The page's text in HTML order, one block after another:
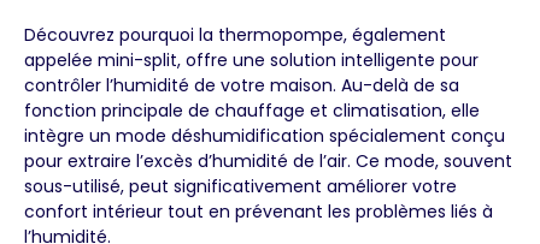
Découvrez pourquoi la thermopompe, également
appelée mini-split, offre une solution intelligente pour
contrôler l’humidité de votre maison. Au-delà de sa
fonction principale de chauffage et climatisation, elle
intègre un mode déshumidification spécialement conçu
pour extraire l’excès d’humidité de l’air. Ce mode, souvent
sous-utilisé, peut significativement améliorer votre
confort intérieur tout en prévenant les problèmes liés à
l’humidité.